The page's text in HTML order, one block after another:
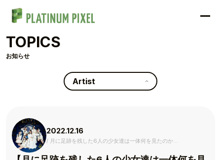
TOPICS
お知らせ
Artist
2022.12.16
月に足跡を残した6人の少女達は一体何を見たのか…